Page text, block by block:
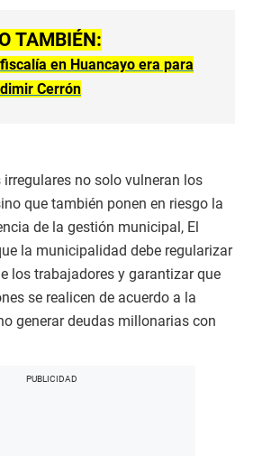
TAMBIÉN:
en Huancayo era para
Cerrón
no solo vulneran los
que también ponen en riesgo la
de la gestión municipal, El
la municipalidad debe regularizar
los trabajadores y garantizar que
se realicen de acuerdo a la
generar deudas millonarias con